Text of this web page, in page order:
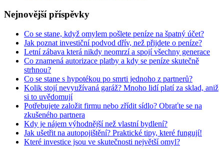
Nejnovější příspěvky
Co se stane, když omylem pošlete peníze na špatný účet?
Jak poznat investiční podvod dřív, než přijdete o peníze?
Letní zábava která nikdy neomrzí a spojí všechny generace
Co znamená autorizace platby a kdy se peníze skutečně
strhnou?
Co se stane s hypotékou po smrti jednoho z partnerů?
Kolik stojí nevyužívaná garáž? Mnoho lidí platí za sklad, aniž
si to uvědomují
Potřebujete založit firmu nebo zřídit sídlo? Obraťte se na
zkušeného partnera
Kdy je nájem výhodnější než vlastní bydlení?
Jak ušetřit na autopojištění? Praktické tipy, které fungují!
Které investice jsou ve skutečnosti největší omyl?